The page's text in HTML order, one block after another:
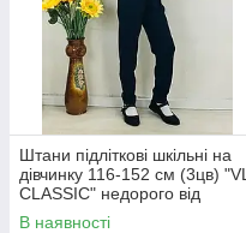
Штани підліткові шкільні на
дівчинку 116-152 см (3цв) "VL
CLASSIC" недорого від
прямого постачальника
В наявності